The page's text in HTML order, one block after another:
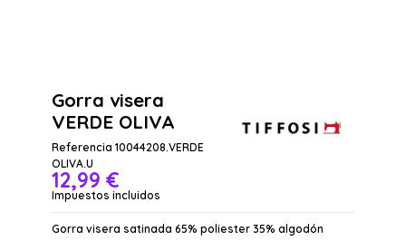
Gorra visera
VERDE OLIVA
Referencia 10044208.VERDE
OLIVA.U
12,99 €
Impuestos incluidos
Gorra visera satinada 65% poliester 35% algodón